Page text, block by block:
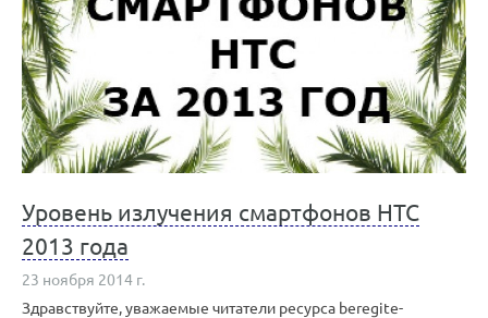
Уровень излучения смартфонов НТС
2013 года
23 ноября 2014 г.
Здравствуйте, уважаемые читатели ресурса beregite-